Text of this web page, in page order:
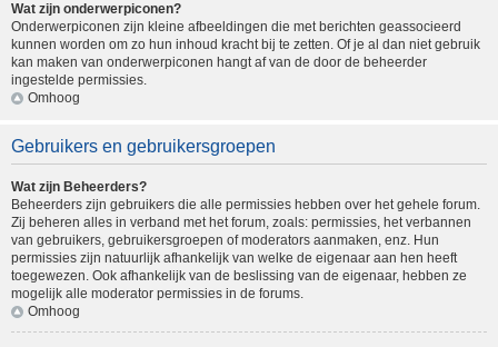
Wat zijn onderwerpiconen?
Onderwerpiconen zijn kleine afbeeldingen die met berichten geassocieerd
kunnen worden om zo hun inhoud kracht bij te zetten. Of je al dan niet gebruik
kan maken van onderwerpiconen hangt af van de door de beheerder
ingestelde permissies.
Omhoog
Gebruikers en gebruikersgroepen
Wat zijn Beheerders?
Beheerders zijn gebruikers die alle permissies hebben over het gehele forum.
Zij beheren alles in verband met het forum, zoals: permissies, het verbannen
van gebruikers, gebruikersgroepen of moderators aanmaken, enz. Hun
permissies zijn natuurlijk afhankelijk van welke de eigenaar aan hen heeft
toegewezen. Ook afhankelijk van de beslissing van de eigenaar, hebben ze
mogelijk alle moderator permissies in de forums.
Omhoog